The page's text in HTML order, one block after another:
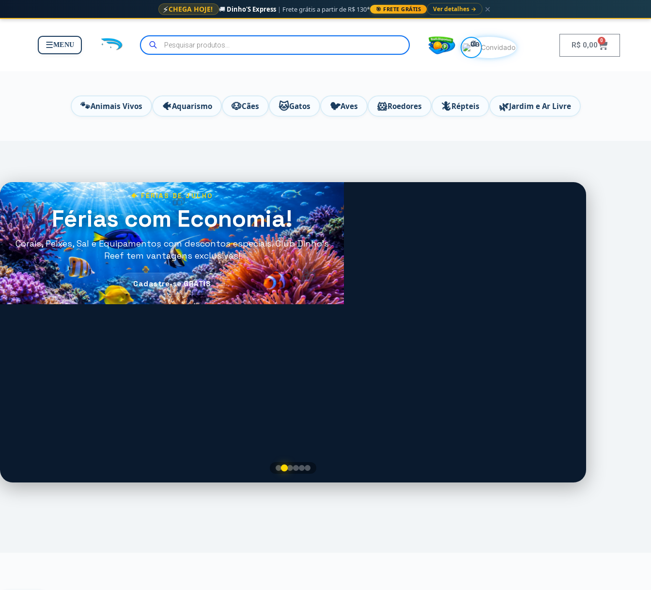
⚡CHEGA HOJE! 🚚 Dinho'S Express | Frete grátis a partir de R$ 130* 🎯 FRETE GRÁTIS Ver detalhes → ✕
☰MENU Convidado R$ 0,00
0
🐾Animais Vivos 🐠Aquarismo 🐶Cães 🐱Gatos 🐦Aves 🐹Roedores 🦎Répteis 🌿Jardim e Ar Livre
R$ 238,80
R$ 197,00
🎁
🎁
🎁
🐠 FÉRIAS DE JULHO
Férias com Economia!
Corais, Peixes, Sal e Equipamentos com descontos especiais. Club Dinho's
Reef tem vantagens exclusivas!
Cadastre-se GRÁTIS